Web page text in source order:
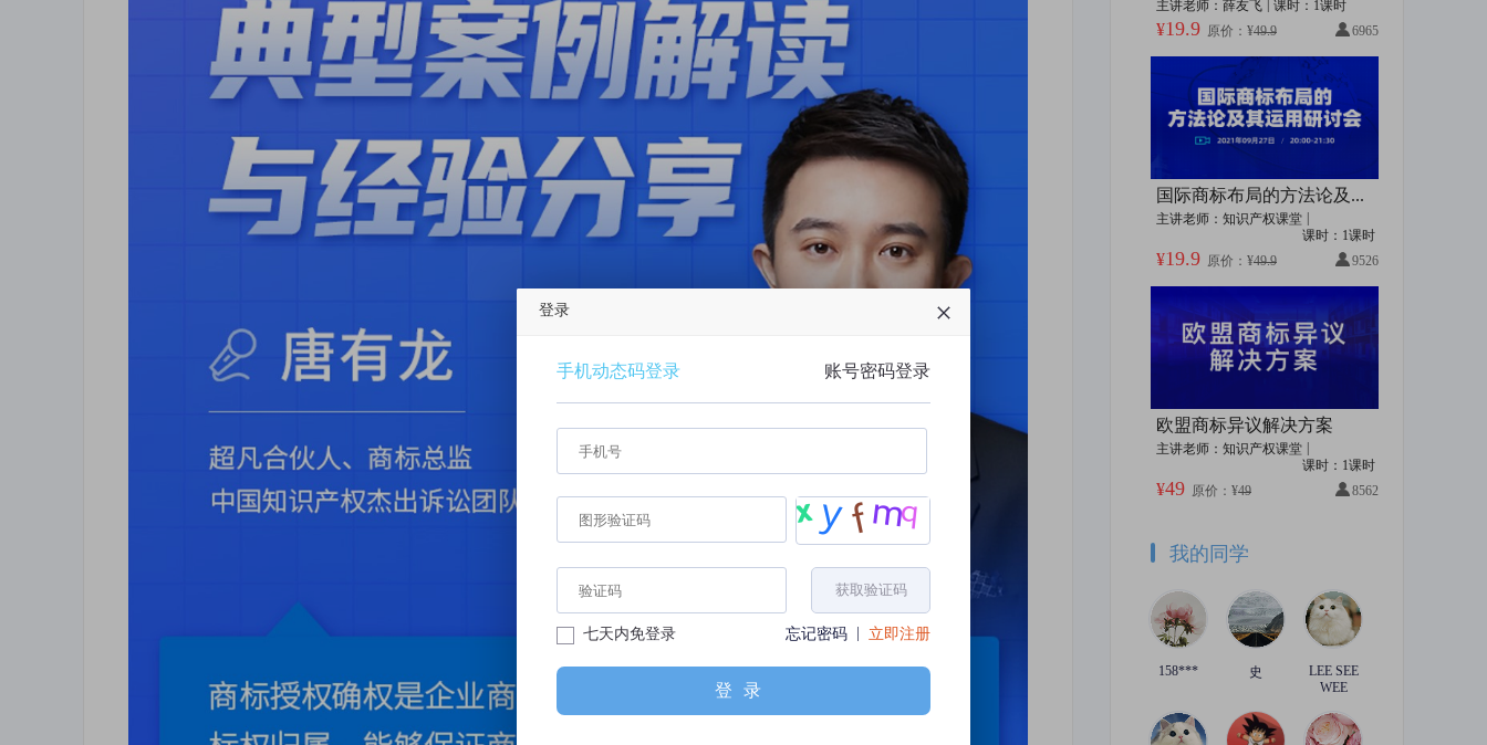
登录
手机动态码登录 账号密码登录
获取验证码
七天内免登录 立即注册
忘记密码
登录
申诉案等重要案件。长期
从事同仁堂、东软集团、
网、鲁花集团、银泰商业
集团、养元、舒泰神、中
国手游、中国农垦等知名
企业的咨询管理工作。系
诺亚财富、正大天晴药
企业知识产权顾问。擅长
根据不同的企业特点制定
适宜的商标战略，为企业
商标保护提供良好的设计
规划。曾撰有《撤销三年
不使用--商标资源的“净化
标的那些事儿》、《企业
商标命名的“鱼和熊掌”：
商业价值与显著特征》、
关系从阿胶的历史演变说
起》、《从“菠萝菠萝
蜜”谈商标注册的法律界
限与风险规避方式》等多
篇专业文章发表于《中国
标》、《IPRdaily》、
《知产力》、思博网等。
主讲老师：薛友飞 课时：1课时
¥19.9 原价：¥49.9 6965
国际商标布局的方法论及其运用研讨会
主讲老师：知识产权课堂
课时：1课时
¥19.9 原价：¥49.9 9526
欧盟商标异议解决方案
主讲老师：知识产权课堂
课时：1课时
¥49 原价：¥49 8562
我的同学
158*** 史
LEE SEE
WEE